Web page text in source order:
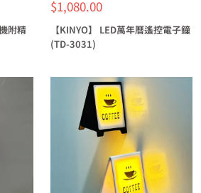
附精
特
價
$1,080.00
【KINYO】 LED萬年曆遙控電子鐘
(TD-3031)